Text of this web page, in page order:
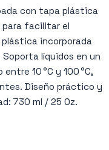
con tapa plástica
facilitar el
incorporada
líquidos en un
10 °C y 100 °C,
Diseño práctico y
730 ml / 25 Oz.